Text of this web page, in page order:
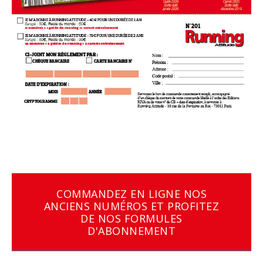
COMMANDEZ EN LIGNE NOS
ANCIENS NUMÉROS ET PROFITEZ
DE NOS FORMULES
D'ABONNEMENT